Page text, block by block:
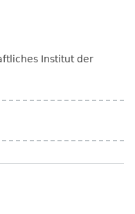
Institut der